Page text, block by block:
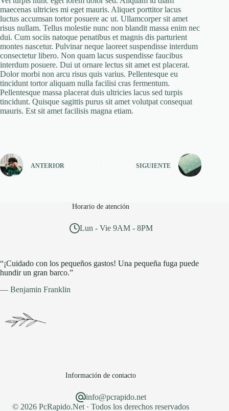
maecenas ultricies mi eget mauris. Aliquet porttitor lacus
luctus accumsan tortor posuere ac ut. Ullamcorper sit amet
risus nullam. Tellus molestie nunc non blandit massa enim nec
dui. Cum sociis natoque penatibus et magnis dis parturient
montes nascetur. Pulvinar neque laoreet suspendisse interdum
consectetur libero. Non quam lacus suspendisse faucibus
interdum posuere. Dui ut ornare lectus sit amet est placerat.
Dolor morbi non arcu risus quis varius. Pellentesque eu
tincidunt tortor aliquam nulla facilisi cras fermentum.
Pellentesque massa placerat duis ultricies lacus sed turpis
tincidunt. Quisque sagittis purus sit amet volutpat consequat
mauris. Est sit amet facilisis magna etiam.
ANTERIOR SIGUIENTE
Horario de atención
Lun - Vie 9AM - 8PM
“¡Cuidado con los pequeños gastos! Una pequeña fuga puede
hundir un gran barco.”
— Benjamin Franklin
Información de contacto
info@pcrapido.net
© 2026 PcRapido.Net · Todos los derechos reservados